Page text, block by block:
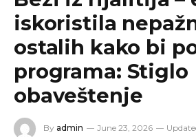
iskoristila
ostalih kako bi
programa: Stiglo
obaveštenje
By admin June 23, 2026